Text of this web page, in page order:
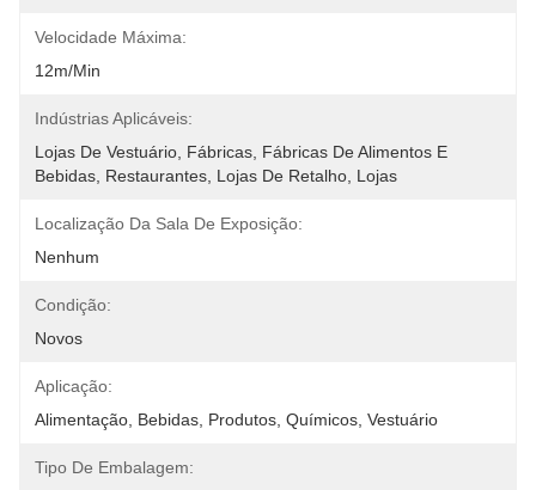
Velocidade Máxima:
12m/min
Indústrias Aplicáveis:
Lojas De Vestuário, Fábricas, Fábricas De Alimentos E
Bebidas, Restaurantes, Lojas De Retalho, Lojas
Localização Da Sala De Exposição:
Nenhum
Condição:
Novos
Aplicação:
Alimentação, Bebidas, Produtos, Químicos, Vestuário
Tipo De Embalagem: